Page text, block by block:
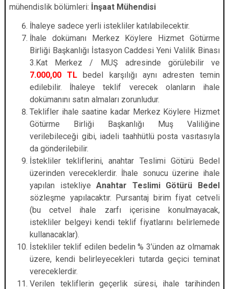
mühendislik bölümleri: İnşaat Mühendisi
İhaleye sadece yerli istekliler katılabilecektir.
İhale dokümanı Merkez Köylere Hizmet Götürme
Birliği Başkanlığı İstasyon Caddesi Yeni Valilik Binası
3.Kat Merkez / MUŞ adresinde görülebilir ve
7.000,00 TL bedel karşılığı aynı adresten temin
edilebilir. İhaleye teklif verecek olanların ihale
dokümanını satın almaları zorunludur.
Teklifler ihale saatine kadar Merkez Köylere Hizmet
Götürme Birliği Başkanlığı Muş Valiliğine
verilebileceği gibi, iadeli taahhütlü posta vasıtasıyla
da gönderilebilir.
İstekliler tekliflerini, anahtar Teslimi Götürü Bedel
üzerinden vereceklerdir. İhale sonucu üzerine ihale
yapılan istekliyeAnahtar Teslimi Götürü Bedel
sözleşme yapılacaktır. Pursantaj birim fiyat cetveli
(bu cetvel ihale zarfı içerisine konulmayacak,
istekliler belgeyi kendi teklif fiyatlarını belirlemede
kullanacaklar).
İstekliler teklif edilen bedelin % 3’ünden az olmamak
üzere, kendi belirleyecekleri tutarda geçici teminat
vereceklerdir.
Verilen tekliflerin geçerlik süresi, ihale tarihinden